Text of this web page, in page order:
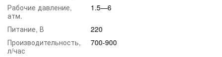
Экономичность расхода электроэнергии.
Уникальная возможность проведения до 9 стадий
регенерации и их производительность.
Дисплей сигнализирует о технической неисправности
системы.
Рабочие давление,
атм.
1.5—6
Питание, В
220
Производительность,
л/час
700-900